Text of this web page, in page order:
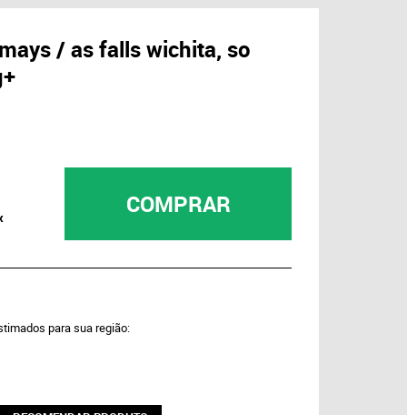
/ as falls wichita, so
COMPRAR
para sua região: